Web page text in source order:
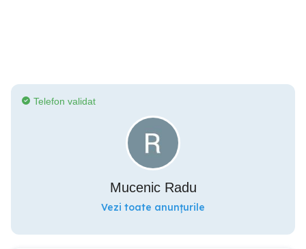
Telefon validat
Mucenic Radu
Vezi toate anunțurile